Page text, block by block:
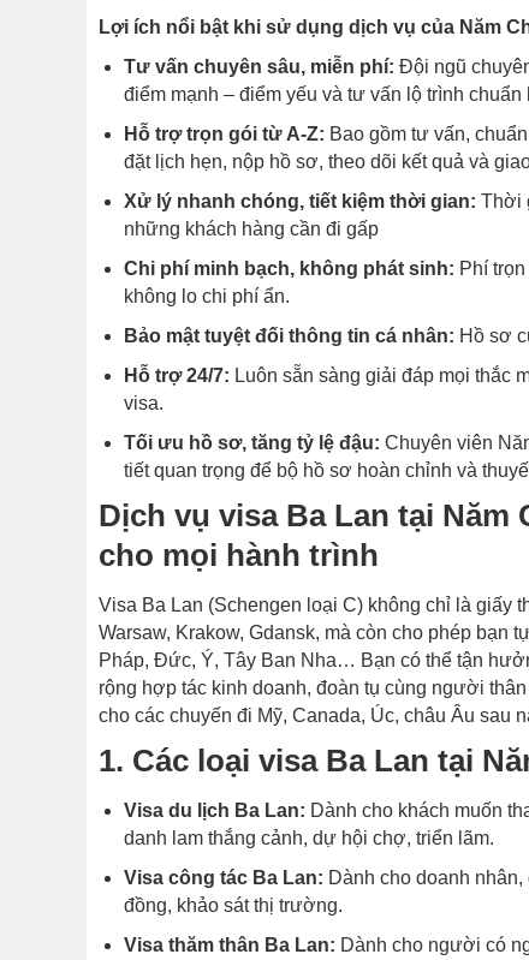
Lợi ích nổi bật khi sử dụng dịch vụ của Năm
Tư vấn chuyên sâu, miễn phí: Đội ngũ
điểm mạnh – điểm yếu và tư vấn lộ trình
Hỗ trợ trọn gói từ A-Z: Bao gồm tư vấn,
đặt lịch hẹn, nộp hồ sơ, theo dõi kết quả và
Xử lý nhanh chóng, tiết kiệm thời gian: Thời
những khách hàng cần đi gấp
Chi phí minh bạch, không phát sinh: Phí
không lo chi phí ẩn.
Bảo mật tuyệt đối thông tin cá nhân: Hồ sơ
Hỗ trợ 24/7: Luôn sẵn sàng giải đáp mọi thắc
visa.
Tối ưu hồ sơ, tăng tỷ lệ đậu: Chuyên viên
tiết quan trọng để bộ hồ sơ hoàn chỉnh và
Dịch vụ visa Ba Lan tại
cho mọi hành trình
Visa Ba Lan (Schengen loại C) không chỉ là giấy
Warsaw, Krakow, Gdansk, mà còn cho phép bạn
Pháp, Đức, Ý, Tây Ban Nha… Bạn có thể tận
rộng hợp tác kinh doanh, đoàn tụ cùng người
cho các chuyến đi Mỹ, Canada, Úc, châu Âu sau
1. Các loại visa Ba Lan tại
Visa du lịch Ba Lan: Dành cho khách muốn
danh lam thắng cảnh, dự hội chợ, triển lãm.
Visa công tác Ba Lan: Dành cho doanh
đồng, khảo sát thị trường.
Visa thăm thân Ba Lan: Dành cho người có